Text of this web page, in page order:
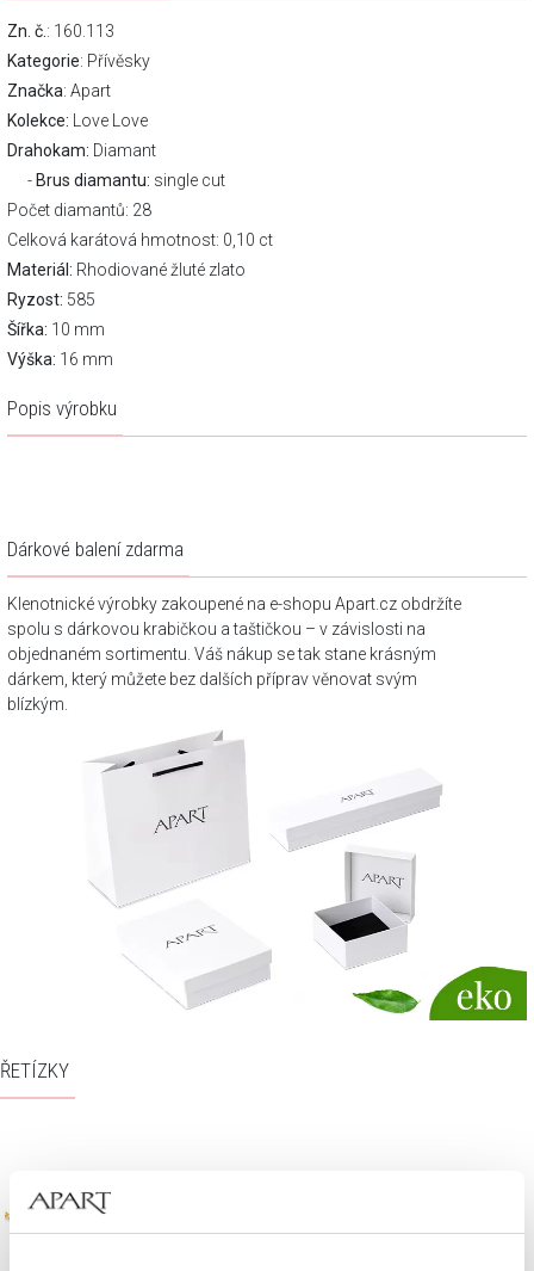
Zn. č. : 160.113
Kategorie: Přívěsky
Značka: Apart
Kolekce:
Love Love
Drahokam: Diamant
Brus diamantu: single cut
Počet diamantů: 28
Celková karátová hmotnost: 0,10 ct
Materiál: Rhodiované žluté zlato
Ryzost: 585
Šířka: 10 mm
Výška: 16 mm
Popis výrobku
Dárkové balení zdarma
Klenotnické výrobky zakoupené na e-shopu Apart.cz obdržíte
spolu s dárkovou krabičkou a taštičkou – v závislosti na
objednaném sortimentu. Váš nákup se tak stane krásným
dárkem, který můžete bez dalších příprav věnovat svým
blízkým.
ŘETÍZKY